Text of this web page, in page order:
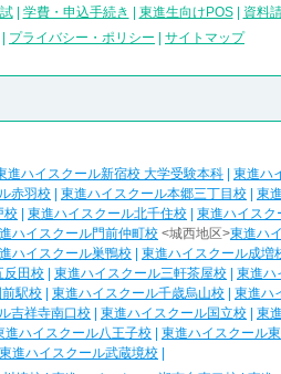
| 学費・申込手続き 東進生向けPOS|
資料
プライバシー・ポリシー サイトマップ
進ハイスクール新宿校 大学受験本科
東進ハ
赤羽校 東進ハイスクール本郷三丁目校
東
校 東進ハイスクール北千住校
東進ハイスク
ハイスクール門前仲町校 <城西地区>東進ハ
ハイスクール巣鴨校
東進ハイスクール成増
反田校 東進ハイスクール三軒茶屋校
東進ハ
駅校 東進ハイスクール千歳烏山校
東進ハ
吉祥寺南口校 東進ハイスクール国立校
東
進ハイスクール八王子校
東進ハイスクール
東進ハイスクール武蔵境校